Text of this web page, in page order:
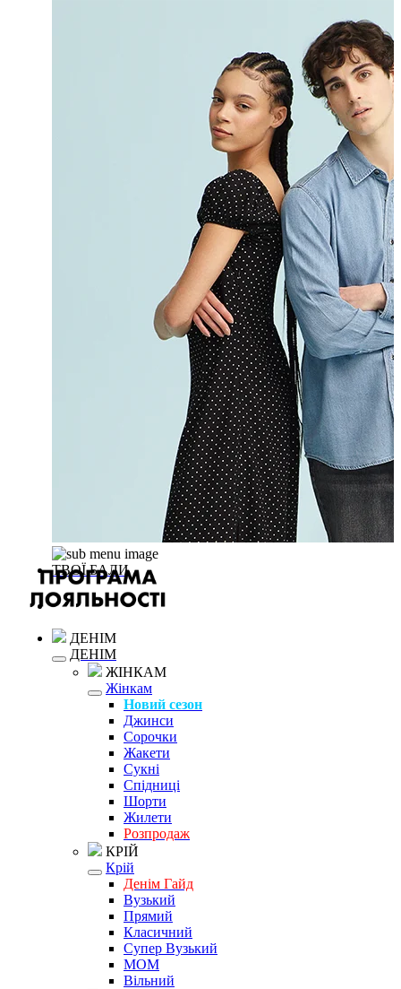
ТВОЇ БАЛИ
ДЕНІМ
ДЕНІМ
ЖІНКАМ
Жінкам
Новий сезон
Джинси
Сорочки
Жакети
Сукні
Спідниці
Шорти
Жилети
Розпродаж
КРІЙ
Крій
Денім Гайд
Вузький
Прямий
Класичний
Супер Вузький
MOM
Вільний